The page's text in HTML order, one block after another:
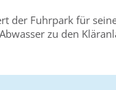
der Fuhrpark für
zu den